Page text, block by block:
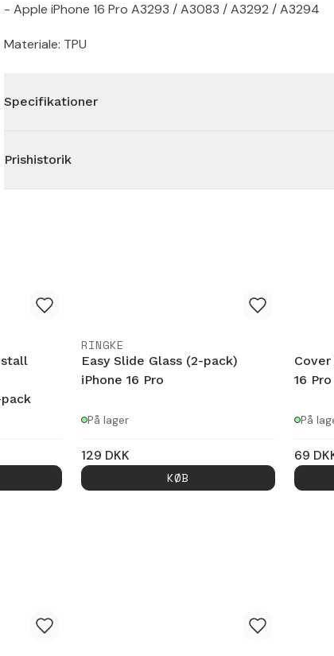
- Apple iPhone 16 Pro A3293 / A3083 / A3292 / A3294
Materiale: TPU
Specifikationer
Prishistorik
RINGKE
Easy Slide Glass (2-pack)
iPhone 16 Pro
På lager
129 DKK
KØB
16
På
69